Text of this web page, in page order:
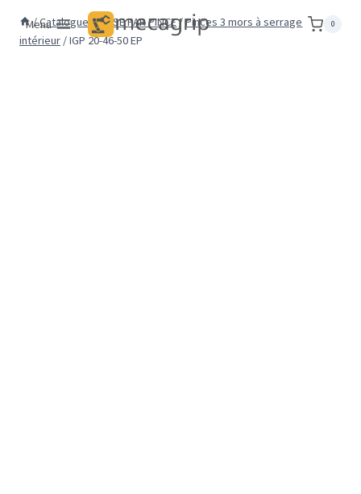
Menu 0
/Catalogue /PRISE PAR PINCE/Pinces 3 mors à serrage
intérieur /IGP 20-46-50 EP